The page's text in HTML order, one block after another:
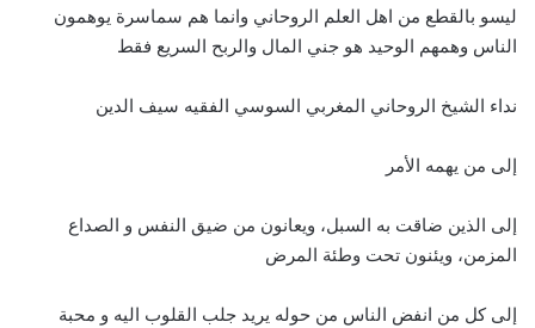
ليسو بالقطع من اهل العلم الروحاني وانما هم سماسرة يوهمون
الناس وهمهم الوحيد هو جني المال والربح السريع فقط
نداء الشيخ الروحاني المغربي السوسي الفقيه سيف الدين
إلى من يهمه الأمر
إلى الذين ضاقت به السبل، ويعانون من ضيق النفس و الصداع
المزمن، ويئنون تحت وطئة المرض
إلى كل من انفض الناس من حوله يريد جلب القلوب اليه و محبة